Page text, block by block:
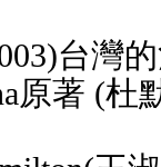
台灣
原著 (